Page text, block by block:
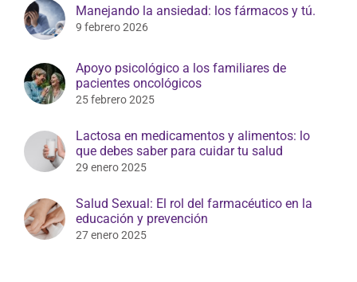
Manejando la ansiedad: los fármacos y tú.
9 febrero 2026
Apoyo psicológico a los familiares de
pacientes oncológicos
25 febrero 2025
Lactosa en medicamentos y alimentos: lo
que debes saber para cuidar tu salud
29 enero 2025
Salud Sexual: El rol del farmacéutico en la
educación y prevención
27 enero 2025